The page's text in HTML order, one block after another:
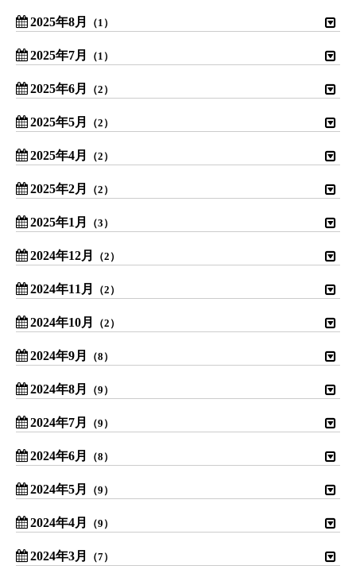
2025年8月 （1）
2025年7月 （1）
2025年6月 （2）
2025年5月 （2）
2025年4月 （2）
2025年2月 （2）
2025年1月 （3）
2024年12月 （2）
2024年11月 （2）
2024年10月 （2）
2024年9月 （8）
2024年8月 （9）
2024年7月 （9）
2024年6月 （8）
2024年5月 （9）
2024年4月 （9）
2024年3月 （7）